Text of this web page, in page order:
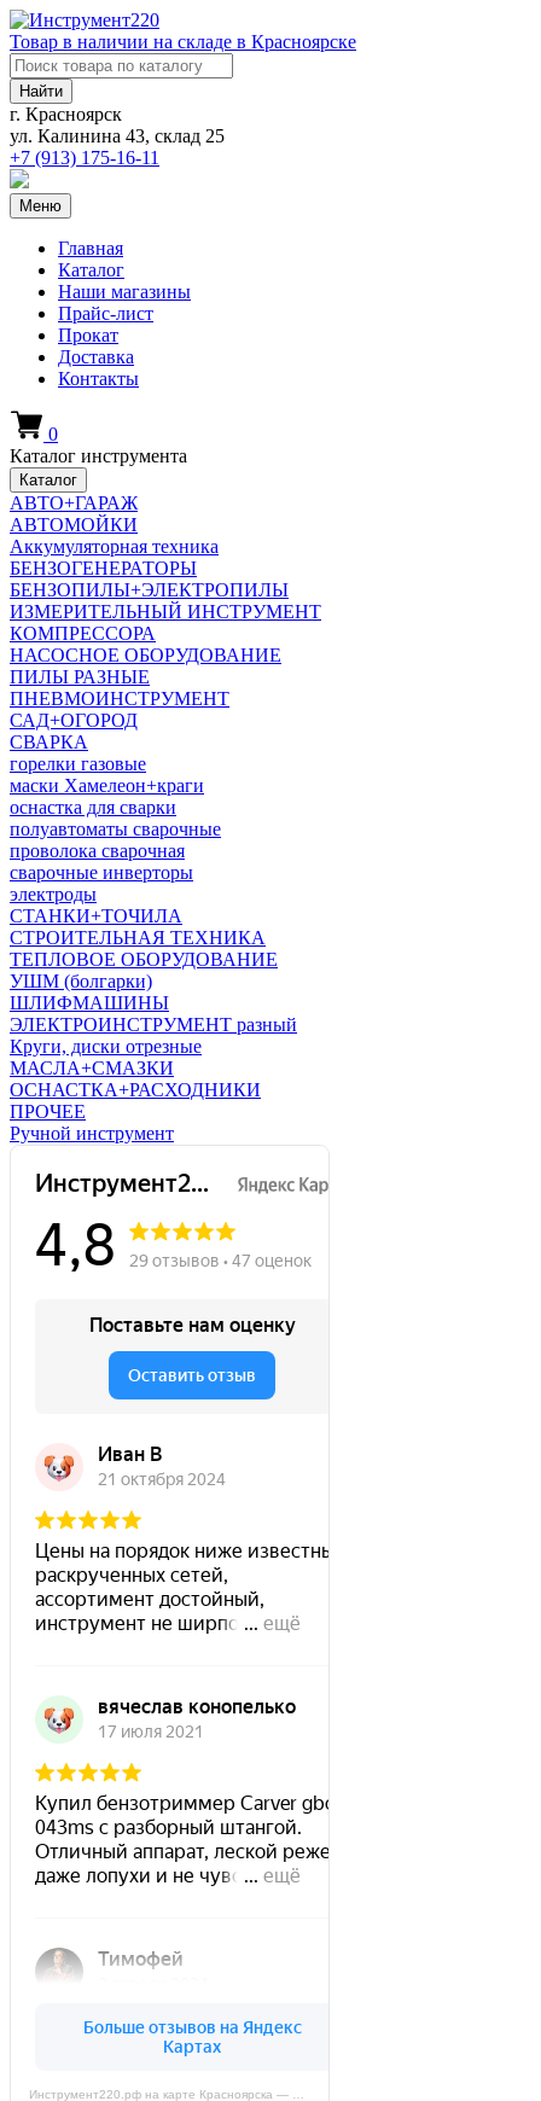
Товар в наличии на складе в Красноярске
Найти
г. Красноярск
ул. Калинина 43, склад 25
+7 (913) 175-16-11
Меню
Главная
Каталог
Наши магазины
Прайс-лист
Прокат
Доставка
Контакты
0
Каталог инструмента
Каталог
АВТО+ГАРАЖ
АВТОМОЙКИ
Аккумуляторная техника
БЕНЗОГЕНЕРАТОРЫ
БЕНЗОПИЛЫ+ЭЛЕКТРОПИЛЫ
ИЗМЕРИТЕЛЬНЫЙ ИНСТРУМЕНТ
КОМПРЕССОРА
НАСОСНОЕ ОБОРУДОВАНИЕ
ПИЛЫ РАЗНЫЕ
ПНЕВМОИНСТРУМЕНТ
САД+ОГОРОД
СВАРКА
горелки газовые
маски Хамелеон+краги
оснастка для сварки
полуавтоматы сварочные
проволока сварочная
сварочные инверторы
электроды
СТАНКИ+ТОЧИЛА
СТРОИТЕЛЬНАЯ ТЕХНИКА
ТЕПЛОВОЕ ОБОРУДОВАНИЕ
УШМ (болгарки)
ШЛИФМАШИНЫ
ЭЛЕКТРОИНСТРУМЕНТ разный
Круги, диски отрезные
МАСЛА+СМАЗКИ
ОСНАСТКА+РАСХОДНИКИ
ПРОЧЕЕ
Ручной инструмент